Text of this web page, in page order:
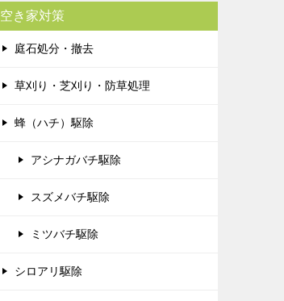
空き家対策
庭石処分・撤去
草刈り・芝刈り・防草処理
蜂（ハチ）駆除
アシナガバチ駆除
スズメバチ駆除
ミツバチ駆除
シロアリ駆除